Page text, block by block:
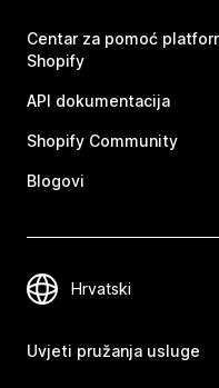
Centar za pomoć
Shopify
API dokumentacija
Shopify Community
Blogovi
Uvjeti pružanja usluge